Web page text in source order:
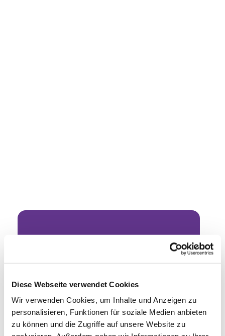
Diese Webseite verwendet Cookies
Wir verwenden Cookies, um Inhalte und Anzeigen zu
personalisieren, Funktionen für soziale Medien anbieten
zu können und die Zugriffe auf unsere Website zu
Dies könnte Sie auch